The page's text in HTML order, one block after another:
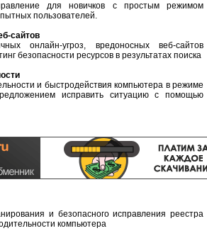
для новичков с простым режимом
пользователей.
сайтов
онлайн-угроз, вредоносных веб-сайтов
безопасности ресурсов в результатах поиска
и быстродействия компьютера в режиме
исправить ситуацию с помощью
и безопасного исправления реестра
компьютера